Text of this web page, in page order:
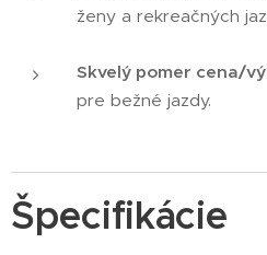
ženy a rekreačných
Skvelý pomer cena/
pre bežné jazdy.
Špecifikácie